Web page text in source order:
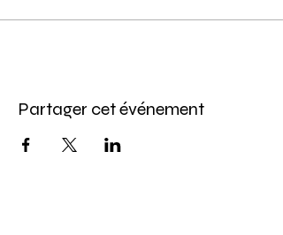
Partager cet événement